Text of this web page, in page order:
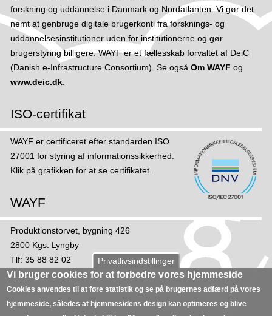
forskning og uddannelse i Danmark og Nordatlanten. Vi gør det
nemt at genbruge digitale brugerkonti fra forsknings- og
uddannelsesinstitutioner uden for institutionerne og gør
brugerstyring billigere. WAYF er et fællesskab forvaltet af DeiC
(Danish e-Infrastructure Consortium). Se også Om WAYF og
www.deic.dk.
ISO-certifikat
WAYF er certificeret efter standarden ISO
27001 for styring af informations­sikker­hed.
Klik på grafikken for at se certifikatet.
WAYF
Produktionstorvet, bygning 426
2800 Kgs. Lyngby
Tlf: 35 88 82 02
Mail:sekretariat@wayf.dk
CVR: 30 06 09 46
EAN: 5798000430723
Privatlivsindstillinger
Vi bruger cookies for at forbedre vores hjemmeside
Cookies anvendes til at føre statistik og se på brugernes adfærd på vores
hjemmeside, således at hjemmesidens design kan optimeres og blive